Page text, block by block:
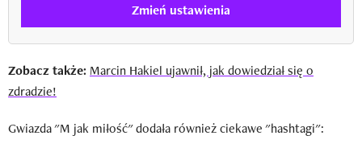
Zmień ustawienia
Zobacz także: Marcin Hakiel ujawnił, jak dowiedział się o
zdradzie!
Gwiazda "M jak miłość" dodała również ciekawe "hashtagi":